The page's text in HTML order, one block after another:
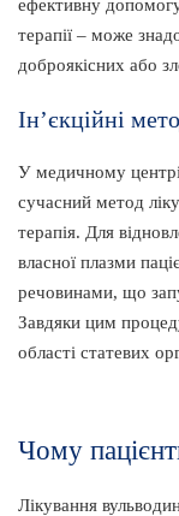
ефективну
терапії – може
доброякісних або
Ін’єкційні
У медичному центрі
сучасний метод
терапія. Для
власної плазми
речовинами, що
Завдяки цим
області статевих
Чому
Лікування